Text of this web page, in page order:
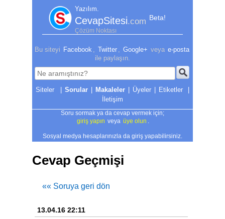
Yazılım.
CevapSitesi.com Beta!
Çözüm Noktası
Bu siteyi Facebook Twitter Google+ veya e-posta
ile paylaşın.
| Sorular | Makaleler | Üyeler | Etiketler
|
İletişim
Soru sormak ya da cevap vermek için;
giriş yapın veya üye olun
Sosyal medya hesaplarınızla da giriş yapabilirsiniz.
Cevap Geçmişi
«« Soruya geri dön
13.04.16 22:11